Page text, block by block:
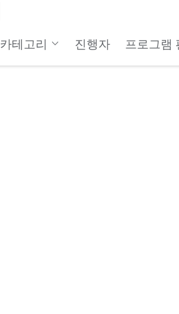
카테고리 진행자 프로그램